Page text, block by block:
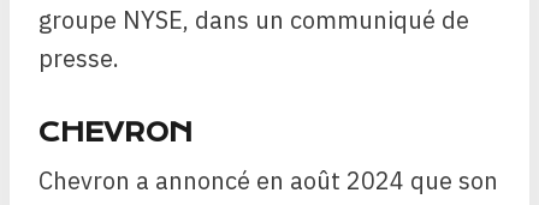
groupe NYSE, dans un communiqué de
presse.
CHEVRON
Chevron a annoncé en août 2024 que son